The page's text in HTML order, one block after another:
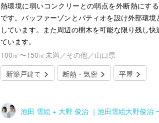
熱環境に弱いコンクリーとの弱点を外断熱にす
です。バッファーゾンとパティオを設け外部環
しています。また周辺の樹木を可能な限り残し
ています。
100㎡〜150㎡未満／その他／山口県
新築戸建て
断熱・気密 平屋
池田 雪絵 + 大野 俊治 ｜池田雪絵大野俊治